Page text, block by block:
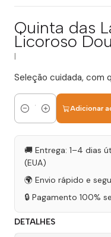
Quinta das
Licoroso
Seleção cuidada, com
Quantidade
Adicionar
🚚 Entrega: 1–4 dias
(EUA)
🌍 Envio rápido e
🔒 Pagamento 100%
DETALHES